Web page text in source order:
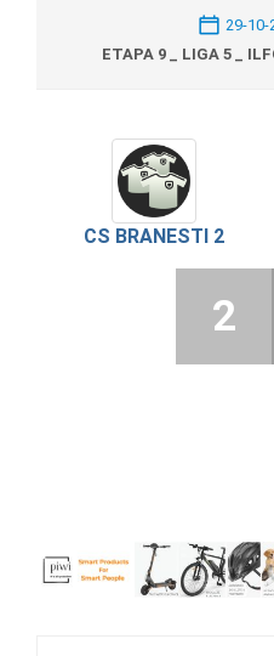
29-10-
ETAPA 9 _ LIGA 5 _
CS BRANESTI 2
2